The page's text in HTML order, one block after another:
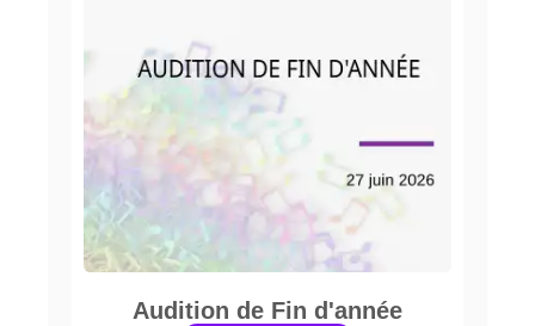
Audition de Fin d'année